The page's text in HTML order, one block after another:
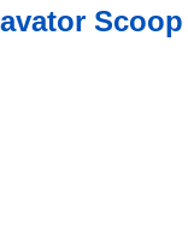
Scoop